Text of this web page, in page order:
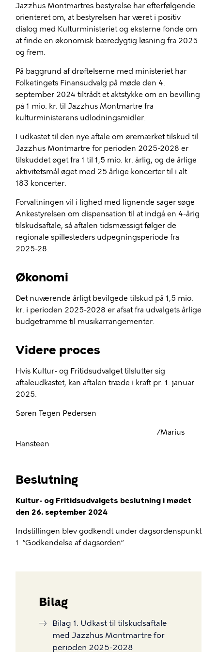
Jazzhus Montmartres bestyrelse har efterfølgende
orienteret om, at bestyrelsen har været i positiv
dialog med Kulturministeriet og eksterne fonde om
at finde en økonomisk bæredygtig løsning fra 2025
og frem.
På baggrund af drøftelserne med ministeriet har
Folketingets Finansudvalg på møde den 4.
september 2024 tiltrådt et aktstykke om en bevilling
på 1 mio. kr. til Jazzhus Montmartre fra
kulturministerens udlodningsmidler.
I udkastet til den nye aftale om øremærket tilskud til
Jazzhus Montmartre for perioden 2025-2028 er
tilskuddet øget fra 1 til 1,5 mio. kr. årlig, og de årlige
aktivitetsmål øget med 25 årlige koncerter til i alt
183 koncerter.
Forvaltningen vil i lighed med lignende sager søge
Ankestyrelsen om dispensation til at indgå en 4-årig
tilskudsaftale, så aftalen tidsmæssigt følger de
regionale spillesteders udpegningsperiode fra
2025-28.
Økonomi
Det nuværende årligt bevilgede tilskud på 1,5 mio.
kr. i perioden 2025-2028 er afsat fra udvalgets årlige
budgetramme til musikarrangementer.
Videre proces
Hvis Kultur- og Fritidsudvalget tilslutter sig
aftaleudkastet, kan aftalen træde i kraft pr. 1. januar
2025.
Søren Tegen Pedersen
/Marius
Hansteen
Beslutning
Kultur- og Fritidsudvalgets beslutning i mødet
den 26. september 2024
Indstillingen blev godkendt under dagsordenspunkt
1. ”Godkendelse af dagsorden”.
Bilag
Bilag 1. Udkast til tilskudsaftale
med Jazzhus Montmartre for
perioden 2025-2028